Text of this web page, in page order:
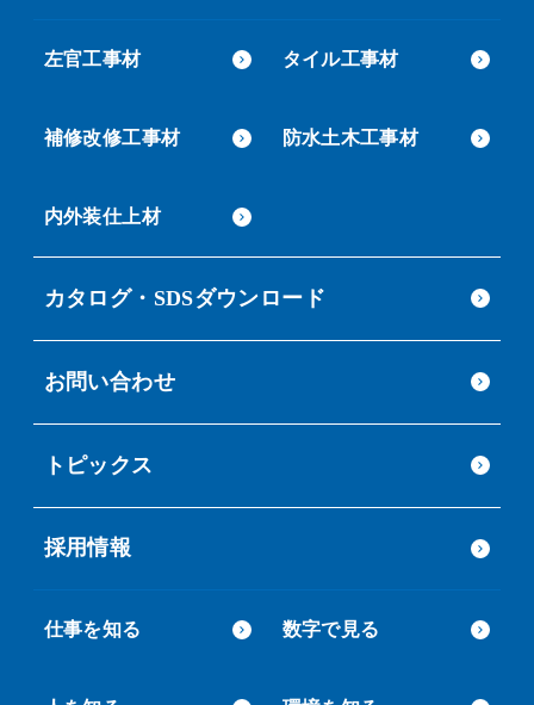
左官工事材 タイル工事材
補修改修工事材 防水土木工事材
内外装仕上材
カタログ・SDSダウンロード
お問い合わせ
トピックス
採用情報
仕事を知る 数字で見る